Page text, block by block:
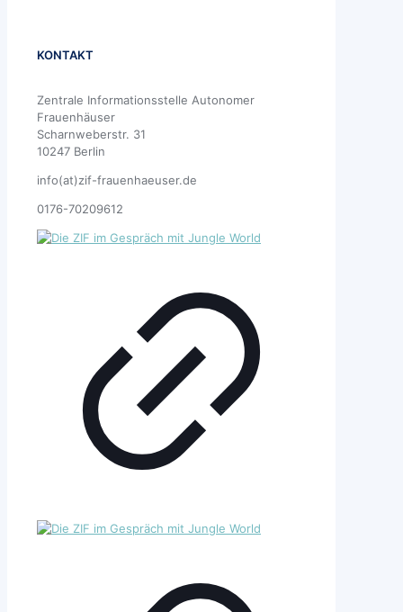
KONTAKT
Zentrale Informationsstelle Autonomer
Frauenhäuser
Scharnweberstr. 31
10247 Berlin
info(at)zif-frauenhaeuser.de
0176-70209612